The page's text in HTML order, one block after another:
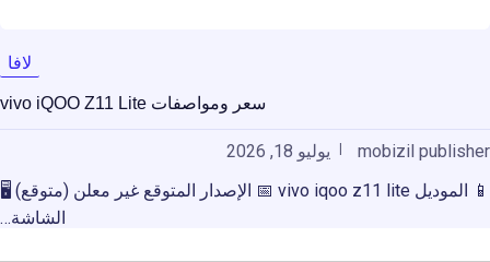
لافا
سعر ومواصفات vivo iQOO Z11 Lite
mobizil publisher
يوليو 18, 2026
📱 الموديل vivo iqoo z11 lite 📅 الإصدار المتوقع غير معلن (متوقع) 🖥️
الشاشة…